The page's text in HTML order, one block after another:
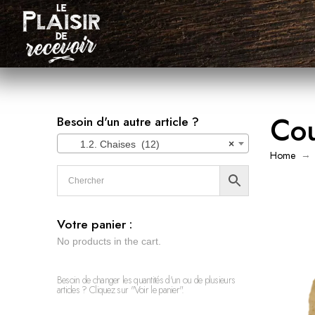
Besoin d'un autre article ?
×
1.2. Chaises (12)
Votre panier :
No products in the cart.
Besoin de changer les quantités d'un ou de plusieurs
articles ? Cliquez sur "Voir le panier".
Home →